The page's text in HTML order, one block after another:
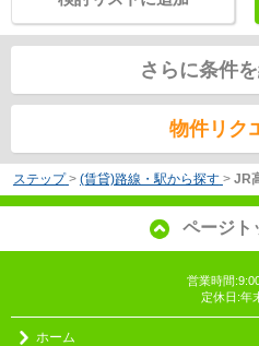
さらに条件
物件リク
ステップ > (賃貸)路線・駅から探す > JR
ページト
営業時間
定休日:年
ホーム